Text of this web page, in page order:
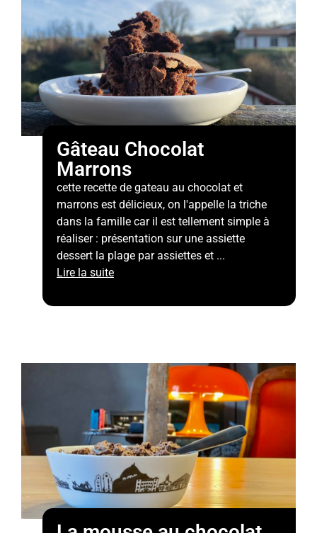
Gâteau Chocolat
Marrons
cette recette de gateau au chocolat et
marrons est délicieux, on l'appelle la triche
dans la famille car il est tellement simple à
réaliser : présentation sur une assiette
dessert la plage par assiettes et ...
Lire la suite